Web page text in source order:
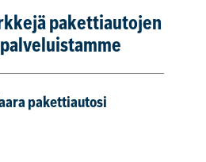
pakettiautojen
pakettiautosi